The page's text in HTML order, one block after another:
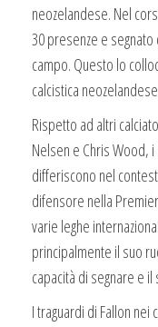
neozelandese. Nel
30 presenze e
campo. Questo lo
calcistica
Rispetto ad altri
Nelsen e Chris Wood,
differiscono nel
difensore nella
varie leghe
principalmente il suo
capacità di segnare e
I traguardi di Fallon